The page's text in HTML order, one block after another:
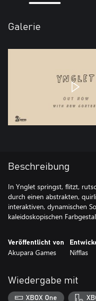
Galerie
Beschreibung
In Ynglet springst, flitzt,
durch einen abstrakten,
interaktiven, dynamischen
kaleidoskopischen
Veröffentlicht von
Akupara Games Nifflas
Wiedergabe mit
XBOX One